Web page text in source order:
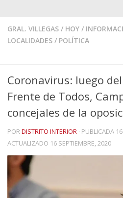
GRAL. VILLEGAS / HOY /
LOCALIDADES / POLÍTICA
Coronavirus: luego
Frente de Todos,
concejales de la
PORDISTRITO INTERIOR · PUBLICADA
ACTUALIZADO 16 SEPTIEMBRE, 2020